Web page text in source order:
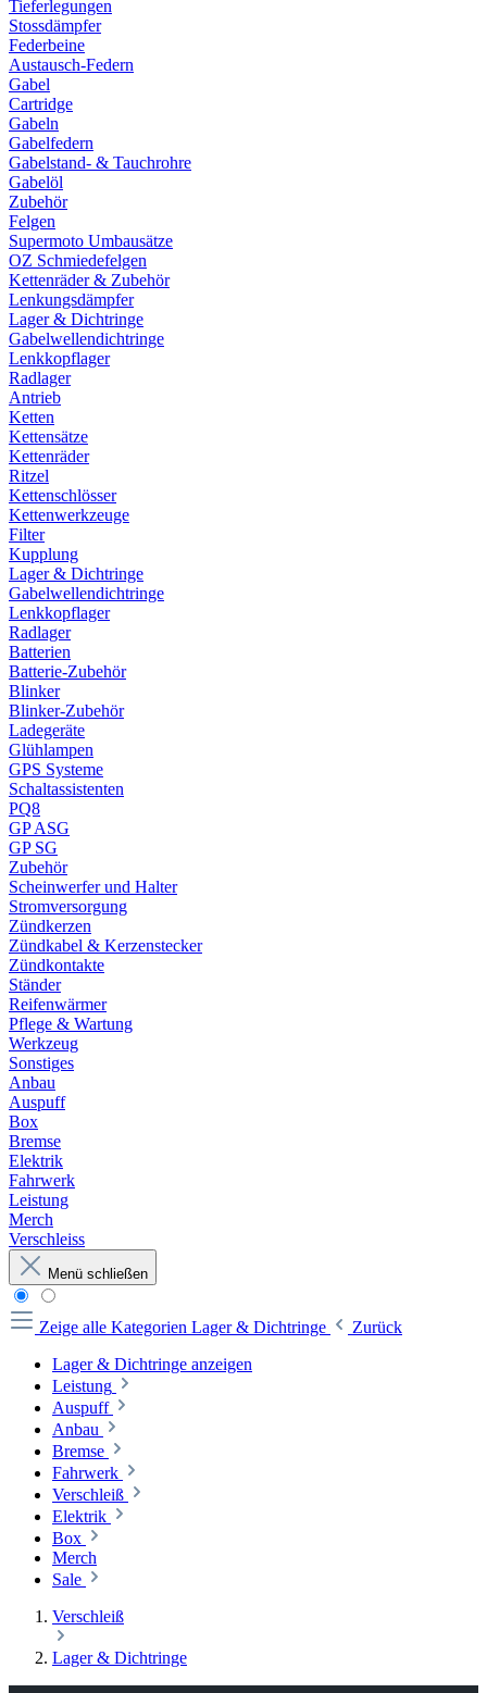
Tieferlegungen
Stossdämpfer
Federbeine
Austausch-Federn
Gabel
Cartridge
Gabeln
Gabelfedern
Gabelstand- & Tauchrohre
Gabelöl
Zubehör
Felgen
Supermoto Umbausätze
OZ Schmiedefelgen
Kettenräder & Zubehör
Lenkungsdämpfer
Lager & Dichtringe
Gabelwellendichtringe
Lenkkopflager
Radlager
Antrieb
Ketten
Kettensätze
Kettenräder
Ritzel
Kettenschlösser
Kettenwerkzeuge
Filter
Kupplung
Lager & Dichtringe
Gabelwellendichtringe
Lenkkopflager
Radlager
Batterien
Batterie-Zubehör
Blinker
Blinker-Zubehör
Ladegeräte
Glühlampen
GPS Systeme
Schaltassistenten
PQ8
GP ASG
GP SG
Zubehör
Scheinwerfer und Halter
Stromversorgung
Zündkerzen
Zündkabel & Kerzenstecker
Zündkontakte
Ständer
Reifenwärmer
Pflege & Wartung
Werkzeug
Sonstiges
Anbau
Auspuff
Box
Bremse
Elektrik
Fahrwerk
Leistung
Merch
Verschleiss
Menü schließen
Zeige alle Kategorien Lager & Dichtringe
Zurück
Lager & Dichtringe anzeigen
Leistung
Auspuff
Anbau
Bremse
Fahrwerk
Verschleiß
Elektrik
Box
Merch
Sale
Verschleiß
Lager & Dichtringe